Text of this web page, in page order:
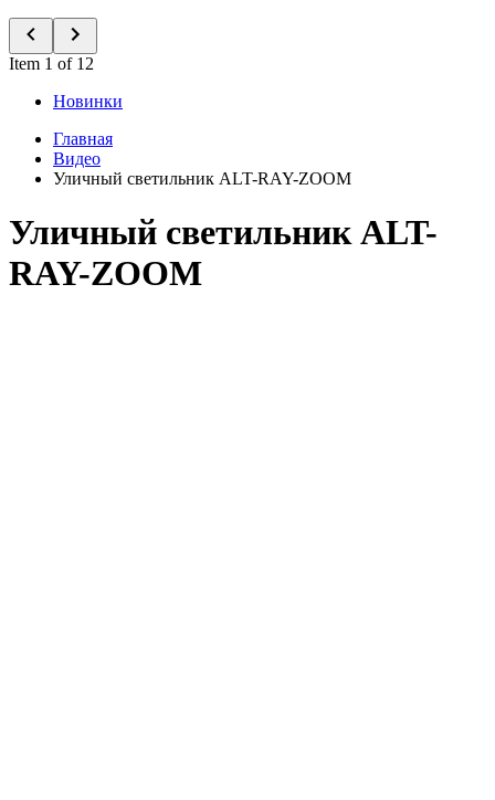
Item 1 of 12
Новинки
Главная
Видео
Уличный светильник ALT-RAY-ZOOM
Уличный светильник ALT-
RAY-ZOOM